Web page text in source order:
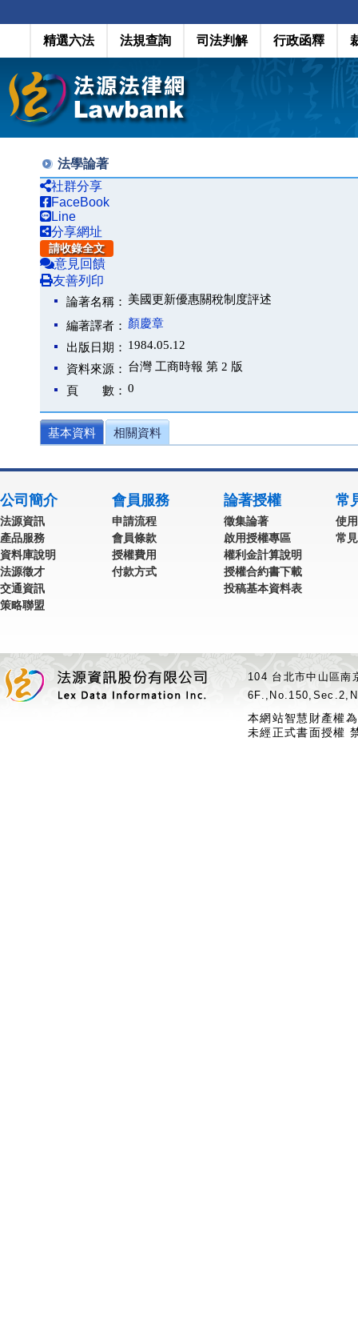
精選六法 法規查詢 司法判解 行政函釋
法學論著
社群分享
FaceBook
Line
分享網址
請收錄全文
意見回饋
友善列印
論著名稱： 美國更新優惠關稅制度評述
編著譯者： 顏慶章
出版日期： 1984.05.12
資料來源： 台灣 工商時報 第 2 版
頁 數： 0
基本資料 相關資料
公司簡介
法源資訊
產品服務
資料庫說明
法源徵才
交通資訊
策略聯盟
會員服務
申請流程
會員條款
授權費用
付款方式
論著授權
徵集論著
啟用授權專區
權利金計算說明
授權合約書下載
投稿基本資料表
常
使
常
104 台北市中山區
本網站智慧財產權
未經正式書面授權